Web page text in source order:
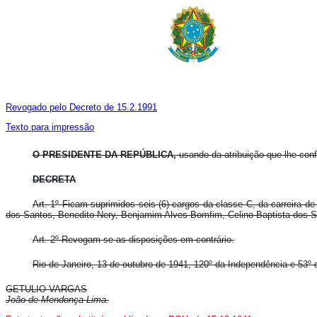
Revogado pelo Decreto de 15.2.1991
Texto para impressão
O PRESIDENTE DA REPÚBLICA,usando da atribuição que lhe
DECRETA
Art. 1º Ficam suprimidos seis (6) cargos da classe C, da carreira
dos Santos, Benedito Nery, Benjamim Alves Bomfim, Celino Baptista dos
Art. 2º Revogam-se as disposições em contrário.
Rio de Janeiro, 13 de outubro de 1941, 120º da Independência e 53º
GETULIO VARGAS
João de Mendonça Lima.